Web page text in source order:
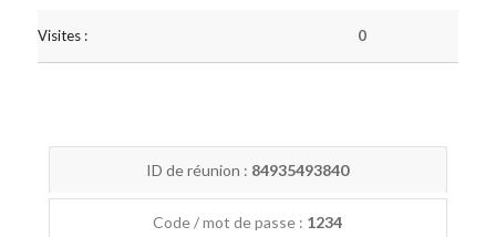
Visites : 0
ID de réunion : 84935493840
Code / mot de passe : 1234